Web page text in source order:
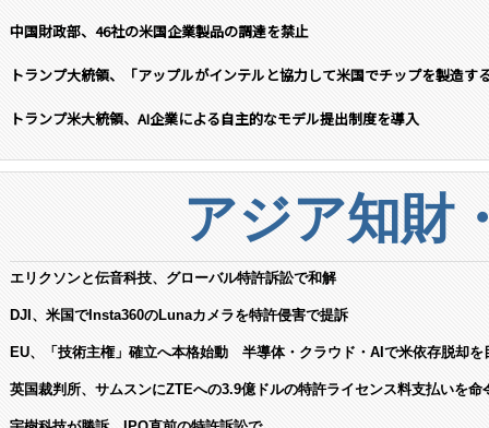
中国財政部、46社の米国企業製品の調達を禁止
トランプ大統領、「アップルがインテルと協力して米国でチップを製造す
トランプ米大統領、AI企業による自主的なモデル提出制度を導入
アジア知財
エリクソンと伝音科技、グローバル特許訴訟で和解
DJI、米国でInsta360のLunaカメラを特許侵害で提訴
EU、「技術主権」確立へ本格始動 半導体・クラウド・AIで米依存脱却を
英国裁判所、サムスンにZTEへの3.9億ドルの特許ライセンス料支払いを命